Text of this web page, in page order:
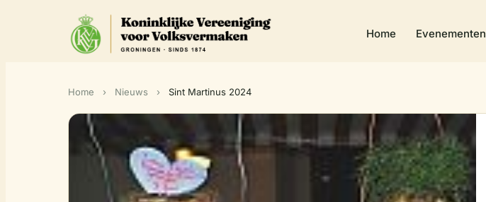
Home Evenementen
Home › Nieuws › Sint Martinus 2024